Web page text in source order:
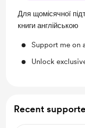
Для щомісячної
книги англійською
Support me on
Unlock
Recent